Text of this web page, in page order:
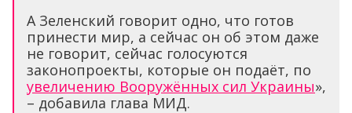
А Зеленский говорит одно, что готов
принести мир, а сейчас он об этом даже
не говорит, сейчас голосуются
законопроекты, которые он подаёт, по
увеличению Вооружённых сил Украины»,
– добавила глава МИД.